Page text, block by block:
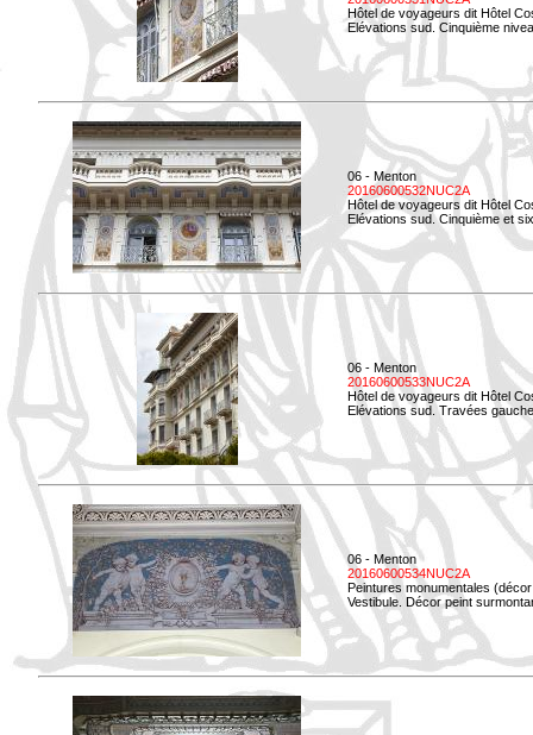
Hôtel de voyageurs dit Hôtel
Elévations sud. Cinquième
06 - Menton
20160600532NUC2A
Hôtel de voyageurs dit Hôtel
Elévations sud. Cinquième et
06 - Menton
20160600533NUC2A
Hôtel de voyageurs dit Hôtel
Elévations sud. Travées
06 - Menton
20160600534NUC2A
Peintures monumentales
Vestibule. Décor peint